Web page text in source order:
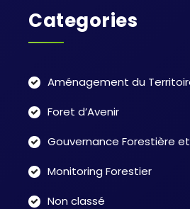
Categories
Aménagement du
Foret d’Avenir
Gouvernance Forestière
Monitoring Forestier
Non classé